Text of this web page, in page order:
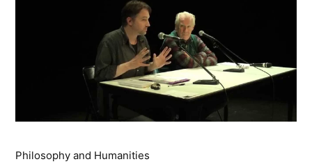
Philosophy and Humanities